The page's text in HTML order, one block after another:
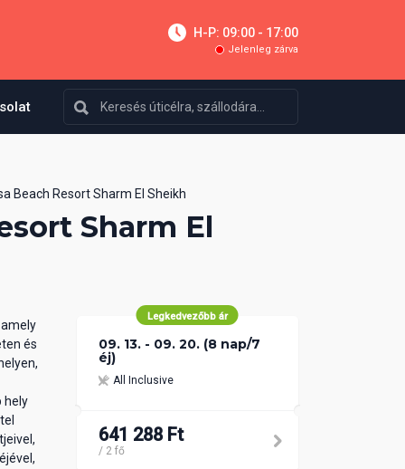
H-P: 09:00 - 17:00
Jelenleg zárva
Beach Resort Sharm El Sheikh
Sharm El
és
hely
Legkedvezőbb ár
09. 13. - 09. 20. (8 nap/7
éj)
All Inclusive
641 288 Ft
/ 2 fő